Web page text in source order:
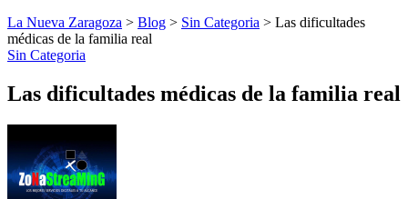
La Nueva Zaragoza > Blog > Sin Categoria > Las dificultades
médicas de la familia real
Sin Categoria
Las dificultades médicas de la familia real